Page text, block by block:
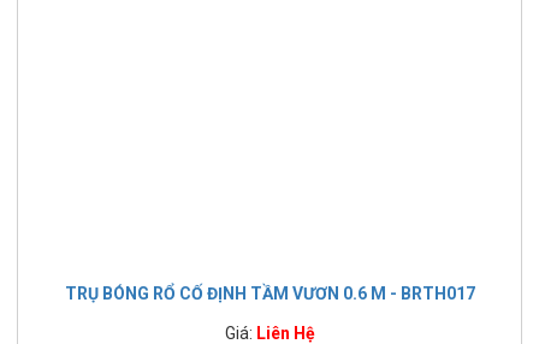
TRỤ BÓNG RỔ CỐ ĐỊNH TẦM VƯƠN 0.6 M - BRTH017
Giá: Liên Hệ